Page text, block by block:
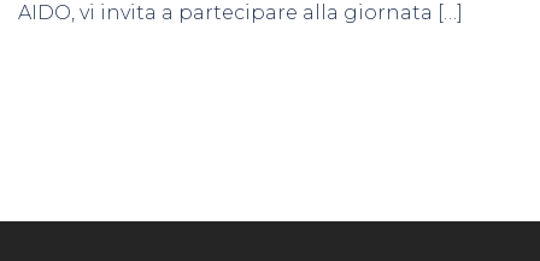
AIDO, vi invita a partecipare alla giornata […]